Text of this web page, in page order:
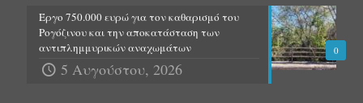
0
Έργο 750.000 ευρώ για τον καθαρισμό του
Ρογόζινου και την αποκατάσταση των
αντιπλημμυρικών αναχωμάτων
5 Αυγούστου, 2026